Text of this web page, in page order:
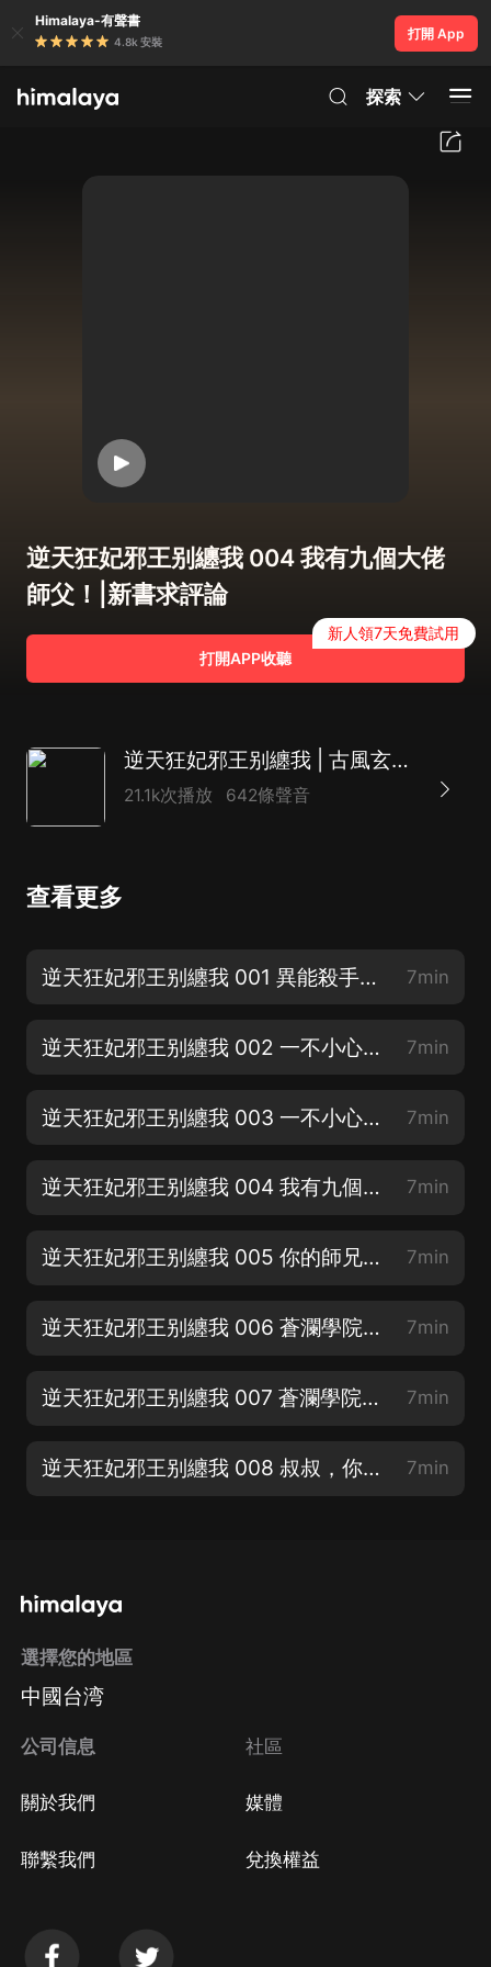
Himalaya-有聲書
4.8k 安裝
打開 App
探索
逆天狂妃邪王别纏我 004 我有九個大佬
師父！|新書求評論
打開APP收聽
新人領7天免費試用
逆天狂妃邪王别纏我 | 古風玄幻女強團寵 | 楚婷團隊|多人有聲劇
21.1k次播放 642條聲音
查看更多
逆天狂妃邪王别纏我 001 異能殺手雲染月穿越了|新書求訂閱 7min
逆天狂妃邪王别纏我 002 一不小心偷了帝尊的種1|新書求月票 7min
逆天狂妃邪王别纏我 003 一不小心偷了帝尊的種2 7min
逆天狂妃邪王别纏我 004 我有九個大佬師父！|新書求評論 7min
逆天狂妃邪王别纏我 005 你的師兄們好像都死了呢！ 7min
逆天狂妃邪王别纏我 006 蒼瀾學院都是一群菜狗嗎？1 7min
逆天狂妃邪王别纏我 007 蒼瀾學院都是一群菜狗嗎？2 7min
逆天狂妃邪王别纏我 008 叔叔，你看我像不像你兒子？ 7min
選擇您的地區
中國台湾
公司信息
關於我們
聯繫我們
社區
媒體
兌換權益